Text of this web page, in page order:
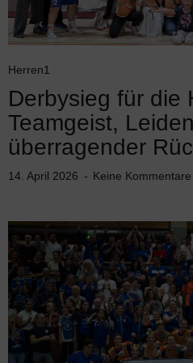
Herren1
Derbysieg für die
Teamgeist,
überragender
14. April 2026 Keine Kommentare